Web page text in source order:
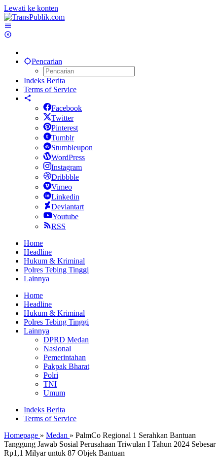
Lewati ke konten
Pencarian
Indeks Berita
Terms of Service
Facebook
Twitter
Pinterest
Tumblr
Stumbleupon
WordPress
Instagram
Dribbble
Vimeo
Linkedin
Deviantart
Youtube
RSS
Home
Headline
Hukum & Kriminal
Polres Tebing Tinggi
Lainnya
Home
Headline
Hukum & Kriminal
Polres Tebing Tinggi
Lainnya
DPRD Medan
Nasional
Pemerintahan
Pakpak Bharat
Polri
TNI
Umum
Indeks Berita
Terms of Service
Homepage » Medan » PalmCo Regional 1 Serahkan Bantuan
Tanggung Jawab Sosial Perusahaan Triwulan I Tahun 2024 Sebesar
Rp1,1 Milyar untuk 87 Objek Bantuan